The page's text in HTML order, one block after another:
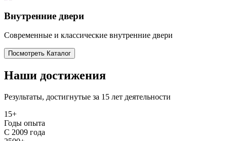
Внутренние двери
Современные и классические внутренние двери
Посмотреть Каталог
Наши достижения
Результаты, достигнутые за 15 лет деятельности
15+
Годы опыта
С 2009 года